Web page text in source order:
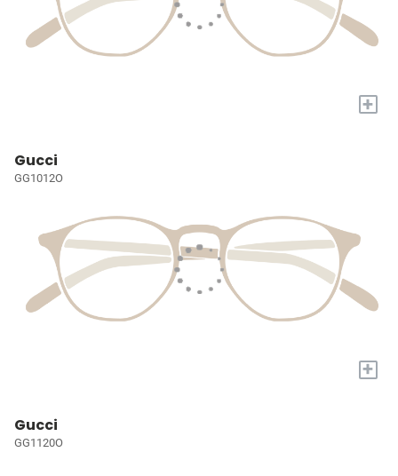
+
Gucci
GG1012O
+
Gucci
GG1120O